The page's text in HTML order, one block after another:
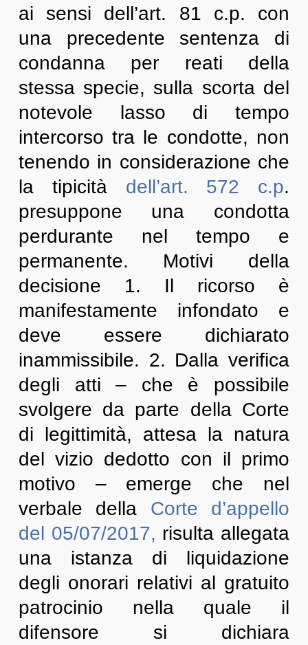
ai sensi dell’art. 81 c.p. con
una precedente sentenza di
condanna per reati della
stessa specie, sulla scorta del
notevole lasso di tempo
intercorso tra le condotte, non
tenendo in considerazione che
la tipicità dell’art. 572 c.p.
presuppone una condotta
perdurante nel tempo e
permanente. Motivi della
decisione 1. Il ricorso è
manifestamente infondato e
deve essere dichiarato
inammissibile. 2. Dalla verifica
degli atti – che è possibile
svolgere da parte della Corte
di legittimità, attesa la natura
del vizio dedotto con il primo
motivo – emerge che nel
verbale della Corte d’appello
del 05/07/2017, risulta allegata
una istanza di liquidazione
degli onorari relativi al gratuito
patrocinio nella quale il
difensore si dichiara